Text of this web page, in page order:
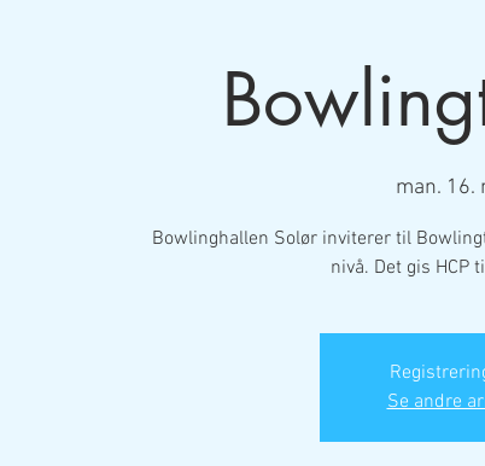
man. 16.
Bowlinghallen Solør inviterer til
nivå. Det gis HCP
Se andre